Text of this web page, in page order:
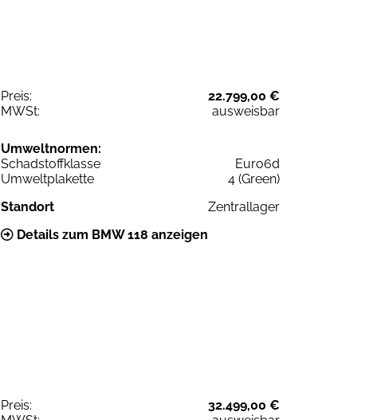
Preis:
22.799,00 €
MWSt:
ausweisbar
Umweltnormen:
Schadstoffklasse
Euro6d
Umweltplakette
4 (Green)
Standort
Zentrallager
Details zum BMW 118 anzeigen
Preis:
32.499,00 €